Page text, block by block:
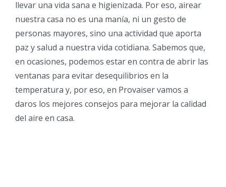
llevar una vida sana e higienizada. Por eso, airear
nuestra casa no es una manía, ni un gesto de
personas mayores, sino una actividad que aporta
paz y salud a nuestra vida cotidiana. Sabemos que,
en ocasiones, podemos estar en contra de abrir las
ventanas para evitar desequilibrios en la
temperatura y, por eso, en Provaiser vamos a
daros los mejores consejos para mejorar la calidad
del aire en casa.